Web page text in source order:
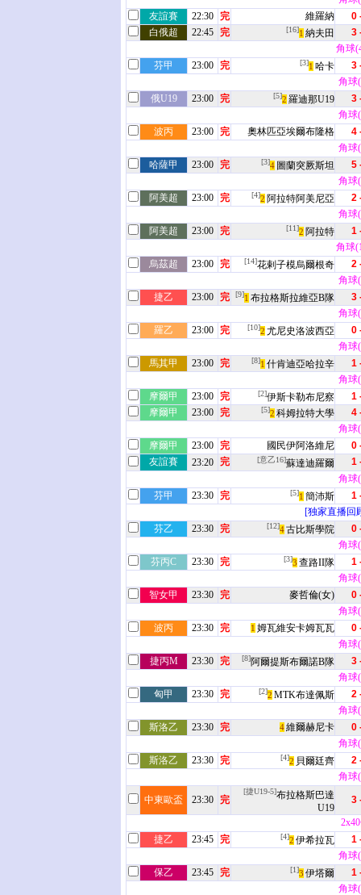
友誼賽
22:30 完 維羅納
0
白俄超
22:45 完 [16]1 納夫田
3
角球
芬甲
23:00 完 [3]1 哈卡
3
角球
俄U19
23:00 完 [5]2 羅迪那U19
3
角球
波丙
23:00 完 奧林匹亞埃爾布隆格
4
角球
哈薩甲
23:00 完 [3]4 圖蘭突厥斯坦
5
角球
阿美超
23:00 完 [4]2 阿拉特阿美尼亞
2
角球
阿美超
23:00 完 [11]2 阿拉特
1
角球
烏茲超
23:00 完 [14]花剌子模烏爾根奇
2
角球
捷乙
23:00 完 [9]1 布拉格斯拉維亞B隊
3
角球
羅乙
23:00 完 [10]2 尤尼史洛波西亞
0
角球
馬其甲
23:00 完 [8]1 什肯迪亞哈拉辛
1
角球
摩爾甲
23:00 完 [2]伊斯卡勒布尼察
1
摩爾甲
23:00 完 [5]2 科姆拉特大學
4
角球
摩爾甲
23:00 完 國民伊阿洛維尼
0
友誼賽
23:20 完 [意乙16]蘇達迪羅爾
1
角球
芬甲
23:30 完 [5]1 簡沛斯
1
[独家直播回
芬乙
23:30 完 [12]4古比斯學院
0
角球
芬丙C
23:30 完 [3]3 查路II隊
1
角球
智女甲
23:30 完 麥哲倫(女)
0
角球
波丙
23:30 完 1 姆瓦維安卡姆瓦瓦
0
角球
捷丙M
23:30 完 [8]阿爾提斯布爾諾B隊
3
角球
匈甲
23:30 完 [2]2 MTK布達佩斯
2
角球
斯洛乙
23:30 完 4維爾赫尼卡
0
角球
斯洛乙
23:30 完 [4]2 貝爾廷齊
2
角球
中東歐盃 23:30 完
[捷U19-5]布拉格斯巴達
U19
3
捷乙
23:45 完 [4]2 伊希拉瓦
1
角球
保乙
23:45 完 [1]3 伊塔爾
1
角球